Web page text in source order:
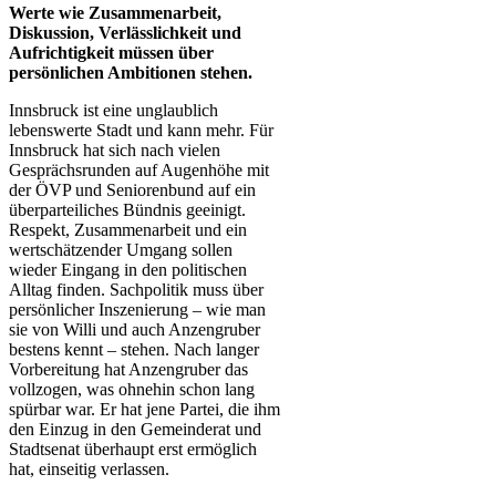
Werte wie Zusammenarbeit,
Diskussion, Verlässlichkeit und
Aufrichtigkeit müssen über
persönlichen Ambitionen stehen.
Innsbruck ist eine unglaublich
lebenswerte Stadt und kann mehr. Für
Innsbruck hat sich nach vielen
Gesprächsrunden auf Augenhöhe mit
der ÖVP und Seniorenbund auf ein
überparteiliches Bündnis geeinigt.
Respekt, Zusammenarbeit und ein
wertschätzender Umgang sollen
wieder Eingang in den politischen
Alltag finden. Sachpolitik muss über
persönlicher Inszenierung – wie man
sie von Willi und auch Anzengruber
bestens kennt – stehen. Nach langer
Vorbereitung hat Anzengruber das
vollzogen, was ohnehin schon lang
spürbar war. Er hat jene Partei, die ihm
den Einzug in den Gemeinderat und
Stadtsenat überhaupt erst ermöglich
hat, einseitig verlassen.